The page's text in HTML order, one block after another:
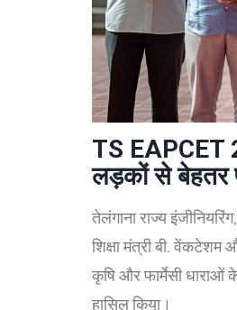
TS EAPCET
लड़कों से बेहतर
तेलंगाना राज्य
शिक्षा मंत्री बी. वेंकटेशम
कृषि और फार्मेसी
हासिल किया।